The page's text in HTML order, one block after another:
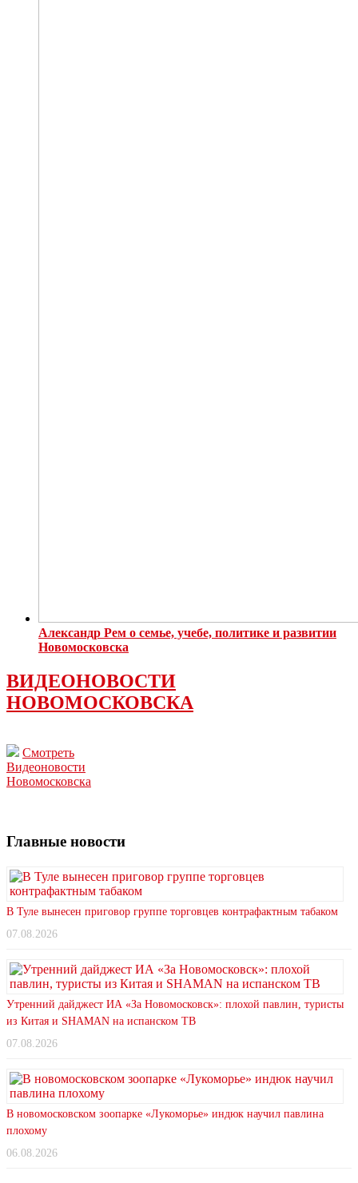
Александр Рем о семье, учебе, политике и развитии
Новомосковска
ВИДЕОНОВОСТИ
НОВОМОСКОВСКА
Смотреть
Видеоновости
Новомосковска
Главные новости
В Туле вынесен приговор группе торговцев контрафактным табаком
07.08.2026
Утренний дайджест ИА «За Новомосковск»: плохой павлин, туристы
из Китая и SHAMAN на испанском ТВ
07.08.2026
В новомосковском зоопарке «Лукоморье» индюк научил павлина
плохому
06.08.2026